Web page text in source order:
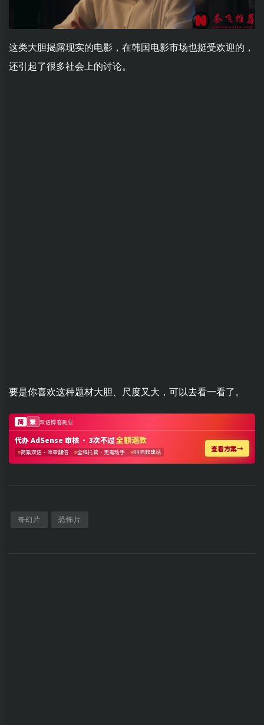
这类大胆揭露现实的电影，在韩国电影市场也挺受欢迎的，
还引起了很多社会上的讨论。
要是你喜欢这种题材大胆、尺度又大，可以去看一看了。
奇幻片 恐怖片